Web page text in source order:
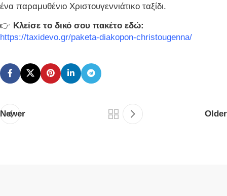
ένα παραμυθένιο Χριστουγεννιάτικο ταξίδι.
👉 Κλείσε το δικό σου πακέτο εδώ:
https://taxidevo.gr/paketa-diakopon-christougenna/
Newer Older